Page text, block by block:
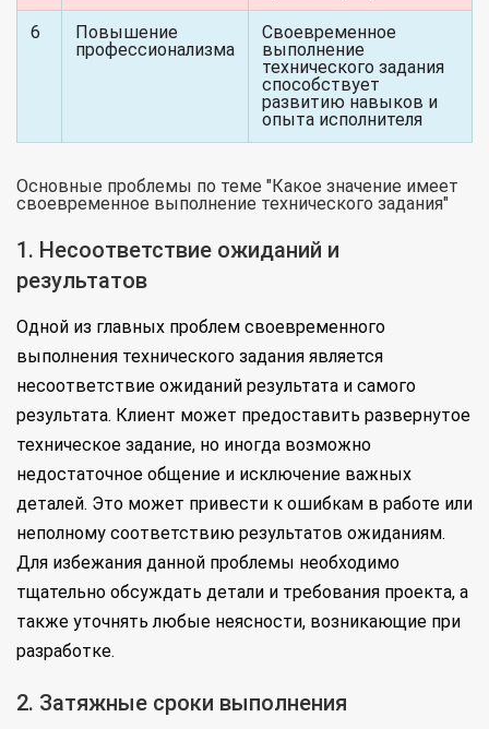
6
Повышение
профессионализма
Своевременное
выполнение
технического задания
способствует
развитию навыков и
опыта исполнителя
Основные проблемы по теме "Какое значение имеет
своевременное выполнение технического задания"
1. Несоответствие ожиданий и
результатов
Одной из главных проблем своевременного
выполнения технического задания является
несоответствие ожиданий результата и самого
результата. Клиент может предоставить развернутое
техническое задание, но иногда возможно
недостаточное общение и исключение важных
деталей. Это может привести к ошибкам в работе или
неполному соответствию результатов ожиданиям.
Для избежания данной проблемы необходимо
тщательно обсуждать детали и требования проекта, а
также уточнять любые неясности, возникающие при
разработке.
2. Затяжные сроки выполнения